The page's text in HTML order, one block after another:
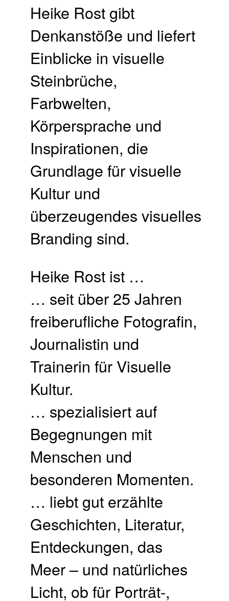
Heike Rost gibt
Denkanstöße und liefert
Einblicke in visuelle
Steinbrüche,
Farbwelten,
Körpersprache und
Inspirationen, die
Grundlage für visuelle
Kultur und
überzeugendes visuelles
Branding sind.
Heike Rost ist …
… seit über 25 Jahren
freiberufliche Fotografin,
Journalistin und
Trainerin für Visuelle
Kultur.
… spezialisiert auf
Begegnungen mit
Menschen und
besonderen Momenten.
… liebt gut erzählte
Geschichten, Literatur,
Entdeckungen, das
Meer – und natürliches
Licht, ob für Porträt-,